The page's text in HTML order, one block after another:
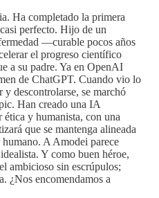
Ha completado la primera
perfecto. Hijo de un
—curable pocos años
el progreso científico
a su padre. Ya en OpenAI
de ChatGPT. Cuando vio lo
descontrolarse, se marchó
Han creado una IA
ética y humanista, con una
que se mantenga alineada
A Amodei parece
Y como buen héroe,
ambicioso sin escrúpulos;
¿Nos encomendamos a